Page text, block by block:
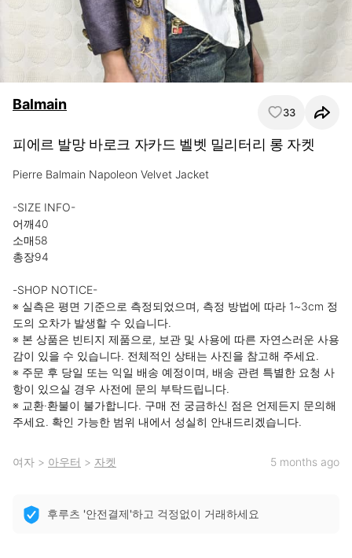
Balmain 33
피에르 발망 바로크 자카드 벨벳 밀리터리 롱 자켓
Pierre Balmain Napoleon Velvet Jacket
-SIZE INFO-
어깨40
소매58
총장94
-SHOP NOTICE-
※ 실측은 평면 기준으로 측정되었으며, 측정 방법에 따라 1~3cm 정
도의 오차가 발생할 수 있습니다.
※ 본 상품은 빈티지 제품으로, 보관 및 사용에 따른 자연스러운 사용
감이 있을 수 있습니다. 전체적인 상태는 사진을 참고해 주세요.
※ 주문 후 당일 또는 익일 배송 예정이며, 배송 관련 특별한 요청 사
항이 있으실 경우 사전에 문의 부탁드립니다.
※ 교환·환불이 불가합니다. 구매 전 궁금하신 점은 언제든지 문의해
주세요. 확인 가능한 범위 내에서 성실히 안내드리겠습니다.
여자 > 아우터 > 자켓 5 months ago
후루츠 '안전결제'하고 걱정없이 거래하세요